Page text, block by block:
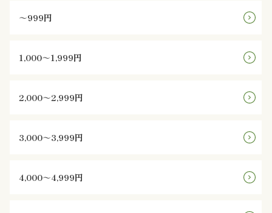
祝
議・
～999円
1,000～1,999円
2,000～2,999円
3,000～3,999円
4,000～4,999円